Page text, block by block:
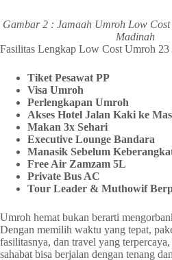
Gambar 2 : Jamaah Umroh Low
Madinah
Fasilitas Lengkap Low Cost Umroh 23
Tiket Pesawat PP
Visa Umroh
Perlengkapan Umroh
Akses Hotel Jalan Kaki ke
Makan 3x Sehari
Executive Lounge Bandara
Manasik Sebelum
Free Air Zamzam 5L
Private Bus AC
Tour Leader & Muthowif
Umroh hemat bukan berarti
Dengan memilih waktu yang tepat,
fasilitasnya, dan travel yang
sahabat bisa berjalan dengan tenang